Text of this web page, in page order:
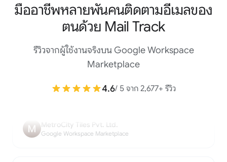
มืออาชีพหลายพันคนติดตามอีเมลของ
ตนด้วย Mail Track
รีวิวจากผู้ใช้งานจริงบน Google Workspace
Marketplace
4.6/ 5 จาก 2,677+ รีวิว
Google Workspace Marketplace
Mailtrack เป็นส่วนขยาย Gmail ที่มีประโยชน์ ช่วยให้คุณรู้ว่าอีเมล
ถูกเปิดอ่านเมื่อไหร่ ติดตั้งง่าย ใช้งานง่าย และทำงานได้ลื่นไหล
มีประโยชน์มากสำหรับการทำงานและการติดตามต่อ